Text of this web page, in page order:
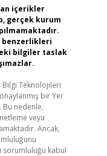
içerikler
gerçek kurum
benzerlikleri
bilgiler taslak
Bilgi Teknolojileri
bir Yer
Bu nedenle,
veya
Ancak,
sorumluluğu kabul